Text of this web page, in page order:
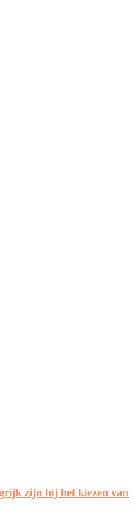
zijn bij het kiezen van